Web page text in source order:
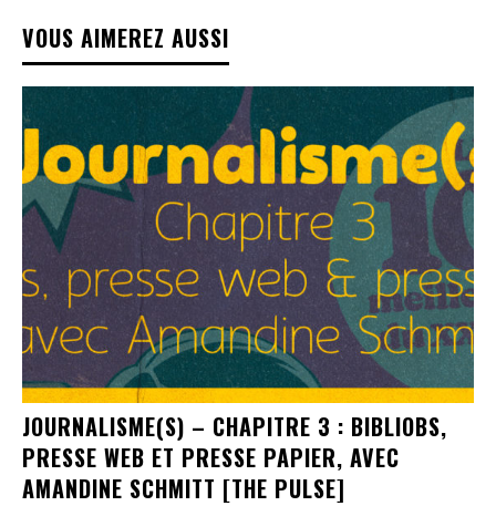
VOUS AIMEREZ AUSSI
JOURNALISME(S) – CHAPITRE 3 : BIBLIOBS,
PRESSE WEB ET PRESSE PAPIER, AVEC
AMANDINE SCHMITT [THE PULSE]